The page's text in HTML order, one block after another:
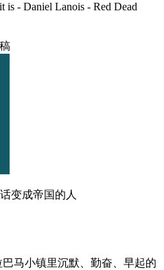
is - Daniel Lanois - Red Dead
变成帝国的人
马小镇里沉默、勤奋、早起的